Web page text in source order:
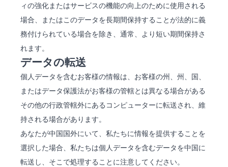
ィの強化またはサービスの機能の向上のために使用される
場合、またはこのデータを長期間保持することが法的に義
務付けられている場合を除き、通常、より短い期間保持さ
れます。
データの転送
個人データを含むお客様の情報は、お客様の州、州、国、
またはデータ保護法がお客様の管轄とは異なる場合がある
その他の行政管轄外にあるコンピューターに転送され、維
持される場合があります。
あなたが中国国外にいて、私たちに情報を提供することを
選択した場合、私たちは個人データを含むデータを中国に
転送し、そこで処理することに注意してください。